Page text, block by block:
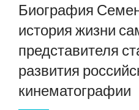
Биография
история жизни
представителя
развития
кинематографии